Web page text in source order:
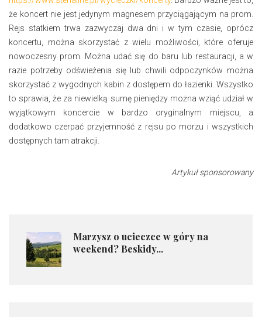
że koncert nie jest jedynym magnesem przyciągającym na prom.
Rejs statkiem trwa zazwyczaj dwa dni i w tym czasie, oprócz
koncertu, można skorzystać z wielu możliwości, które oferuje
nowoczesny prom. Można udać się do baru lub restauracji, a w
razie potrzeby odświeżenia się lub chwili odpoczynków można
skorzystać z wygodnych kabin z dostępem do łazienki. Wszystko
to sprawia, że za niewielką sumę pieniędzy można wziąć udział w
wyjątkowym koncercie w bardzo oryginalnym miejscu, a
dodatkowo czerpać przyjemność z rejsu po morzu i wszystkich
dostępnych tam atrakcji.
Artykuł sponsorowany
​Marzysz o ucieczce w góry na
weekend? Beskidy...